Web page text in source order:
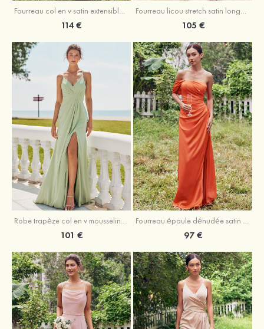
Fourreau col en v satin extensible ras du sol robe de demoiselle d'honneur
114 €
Fourreau licou stretch satin longueur cheville robe de demoiselle d'honneur
105 €
Robe trapèze col en v mousseline ras du sol robe de demoiselle d'honneur
101 €
Fourreau épaule dénudée satin extensible ras du sol robe de demoiselle d'honneur
97 €